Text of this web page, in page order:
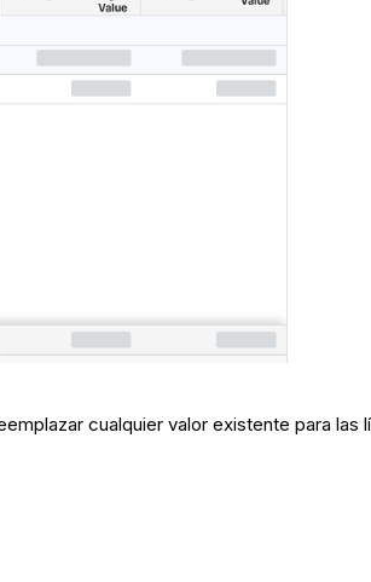
cualquier valor existente para las